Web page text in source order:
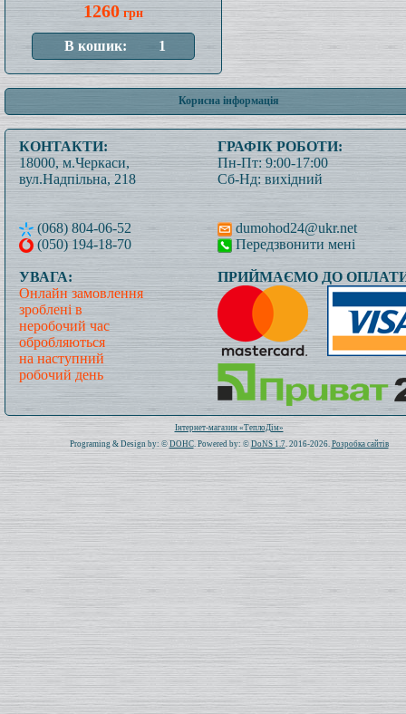
1260грн
Корисна інформація
КОНТАКТИ:
18000, м.Черкаси,
вул.Надпільна, 218
(068) 804-06-52
(050) 194-18-70
ГРАФІК РОБОТИ:
Пн-Пт: 9:00-17:00
Сб-Нд: вихідний
dumohod24@ukr.net
Передзвонити мені
УВАГА:
Онлайн замовлення
зроблені в
неробочий час
обробляються
на наступний
робочий день
ПРИЙМАЄМО ДО
Всього: 1019821 Сьогодні: 738
Інтернет-магазин «ТеплоДім»
Programing & Design by: © DOHC. Powered by: © DoNS 1.7. 2016-2026. Розробка сайтів